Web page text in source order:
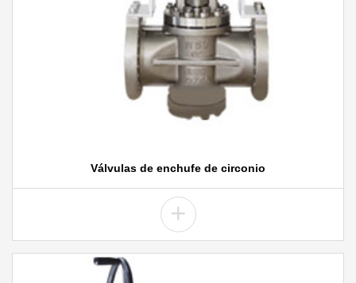
Válvulas de enchufe de circonio
+